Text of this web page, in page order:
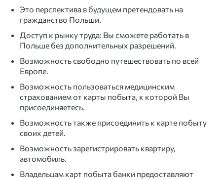
Это перспектива в будущем претендовать на
гражданство Польши.
Доступ к рынку труда: Вы сможете работать в
Польше без дополнительных разрешений.
Возможность свободно путешествовать по всей
Европе.
Возможность пользоваться медицинским
страхованием от карты побыта, к которой Вы
присоединяетесь.
Возможность также присоединить к карте побыту
своих детей.
Возможность зарегистрировать квартиру,
автомобиль.
Владельцам карт побыта банки предоставляют